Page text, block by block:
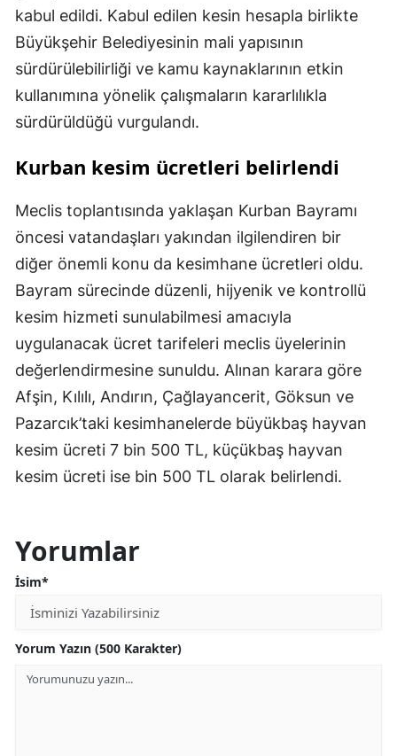
kabul edildi. Kabul edilen kesin hesapla birlikte
Büyükşehir Belediyesinin mali yapısının
sürdürülebilirliği ve kamu kaynaklarının etkin
kullanımına yönelik çalışmaların kararlılıkla
sürdürüldüğü vurgulandı.
Kurban kesim ücretleri belirlendi
Meclis toplantısında yaklaşan Kurban Bayramı
öncesi vatandaşları yakından ilgilendiren bir
diğer önemli konu da kesimhane ücretleri oldu.
Bayram sürecinde düzenli, hijyenik ve kontrollü
kesim hizmeti sunulabilmesi amacıyla
uygulanacak ücret tarifeleri meclis üyelerinin
değerlendirmesine sunuldu. Alınan karara göre
Afşin, Kılılı, Andırın, Çağlayancerit, Göksun ve
Pazarcık’taki kesimhanelerde büyükbaş hayvan
kesim ücreti 7 bin 500 TL, küçükbaş hayvan
kesim ücreti ise bin 500 TL olarak belirlendi.
Yorumlar
İsim*
Yorum Yazın (500 Karakter)